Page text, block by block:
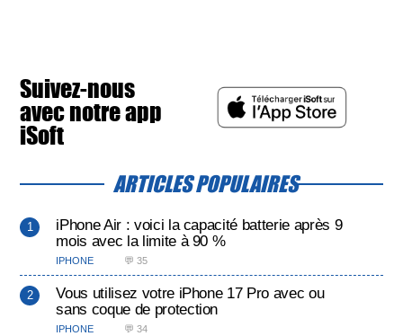
Suivez-nous
avec notre app
iSoft
ARTICLES POPULAIRES
iPhone Air : voici la capacité batterie après 9
mois avec la limite à 90 %
IPHONE 💬 35
Vous utilisez votre iPhone 17 Pro avec ou
sans coque de protection
IPHONE 💬 34